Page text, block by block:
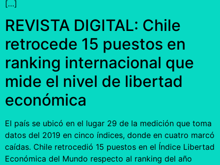
[…]
REVISTA DIGITAL: Chile
retrocede 15 puestos en
ranking internacional que
mide el nivel de libertad
económica
El país se ubicó en el lugar 29 de la medición que toma
datos del 2019 en cinco índices, donde en cuatro marcó
caídas. Chile retrocedió 15 puestos en el Índice Libertad
Económica del Mundo respecto al ranking del año